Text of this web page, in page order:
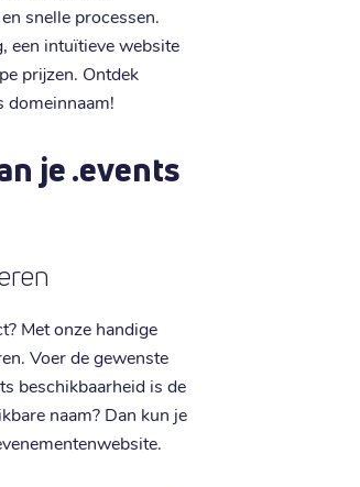
snelle processen.
een intuïtieve website
prijzen. Ontdek
domeinnaam!
je .events
Met onze handige
Voer de gewenste
beschikbaarheid is de
naam? Dan kun je